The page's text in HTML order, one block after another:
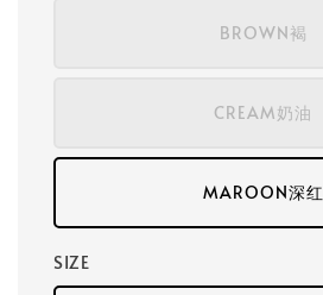
BROWN褐
CREAM奶油
MAROON深红
SIZE